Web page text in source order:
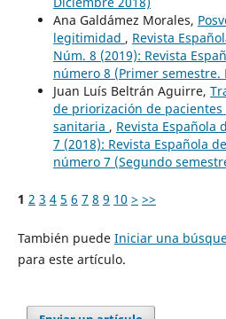
Ana Galdámez Morales,
legitimidad , Revista
Núm. 8 (2019): Revista
número 8 (Primer semestre.
Juan Luís Beltrán Aguirre,
de priorización de
sanitaria , Revista Española
7 (2018): Revista Española
número 7 (Segundo
1 2 3 4 5 6 7 8 9 10 > >>
También puede Iniciar una
para este artículo.